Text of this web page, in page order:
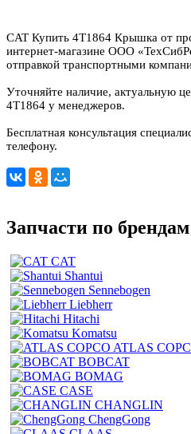
CAT Купить 4T1864 Крышка от
интернет-магазине ООО
отправкой транспортными
Уточняйте наличие, актуальную
4T1864 у менеджеров.
Бесплатная консультация
телефону.
Запчасти по брендам
CAT
Shantui
Sennebogen
Liebherr
Hitachi
Komatsu
ATLAS
BOBCAT
BOMAG
CASE
CHANGLIN
ChengGong